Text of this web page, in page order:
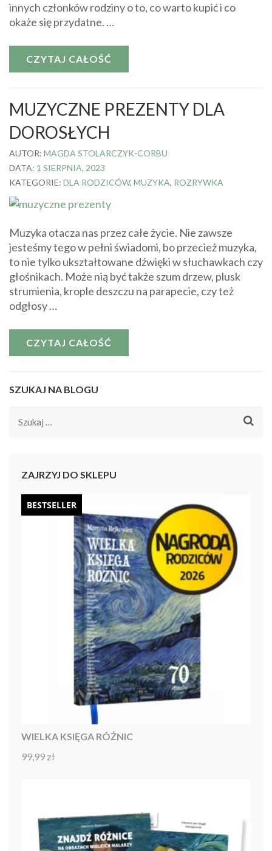
innych członków rodziny o to, co warto kupić i co
okaże się przydatne. …
CZYTAJ CAŁOŚĆ
MUZYCZNE PREZENTY DLA
DOROSŁYCH
AUTOR: MAGDA STOLARCZYK-CORBU
DATA: 1 SIERPNIA, 2023
KATEGORIE: DLA RODZICÓW, MUZYKA, ROZRYWKA
Muzyka otacza nas przez całe życie. Nie zawsze
jesteśmy tego w pełni świadomi, bo przecież muzyka,
to nie tylko ukształtowane dźwięki w słuchawkach czy
głośnikach. Może nią być także szum drzew, plusk
strumienia, krople deszczu na parapecie, czy też
odgłosy …
CZYTAJ CAŁOŚĆ
SZUKAJ NA BLOGU
Szukaj:
ZAJRZYJ DO SKLEPU
BESTSELLER
WIELKA KSIĘGA RÓŻNIC
Oceniono
99,99 zł